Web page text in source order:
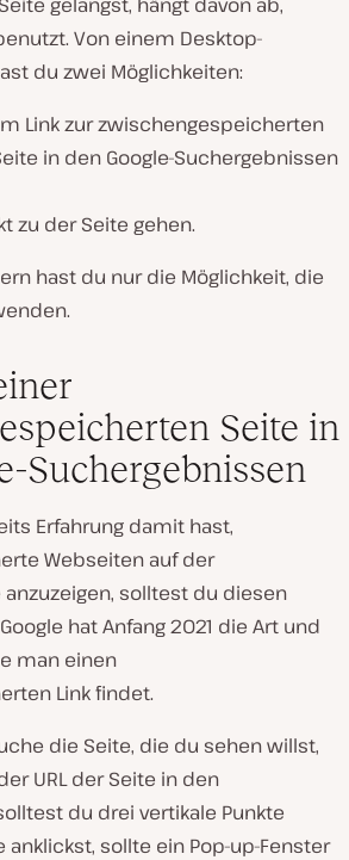
Von einem Desktop-
du zwei Möglichkeiten:
Link zur zwischengespeicherten
in den Google-Suchergebnissen
zu der Seite gehen.
hast du nur die Möglichkeit, die
Seite in
Suchergebnissen
Erfahrung damit hast,
Webseiten auf der
solltest du diesen
hat Anfang 2021 die Art und
man einen
Link findet.
die Seite, die du sehen willst,
URL der Seite in den
du drei vertikale Punkte
anklickst, sollte ein Pop-up-Fenster